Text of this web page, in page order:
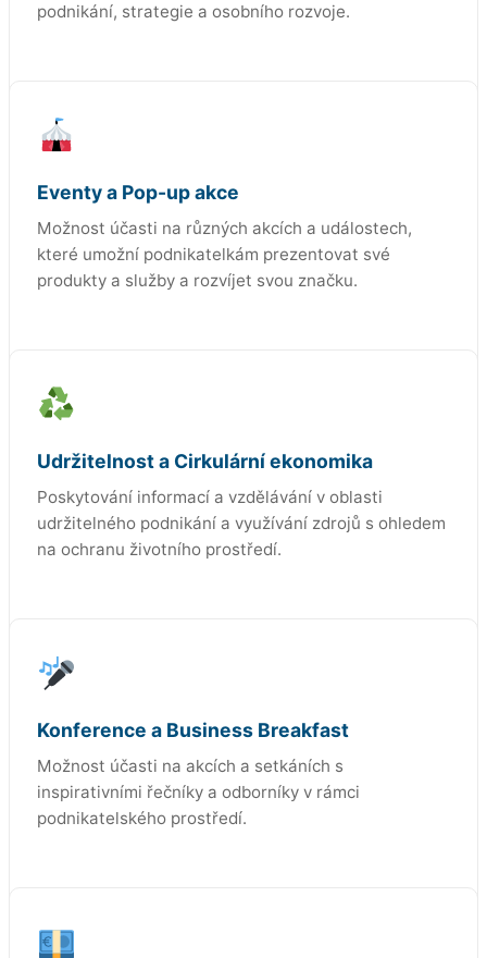
podnikání, strategie a osobního rozvoje.
Eventy a Pop-up akce
Možnost účasti na různých akcích a událostech,
které umožní podnikatelkám prezentovat své
produkty a služby a rozvíjet svou značku.
Udržitelnost a Cirkulární ekonomika
Poskytování informací a vzdělávání v oblasti
udržitelného podnikání a využívání zdrojů s ohledem
na ochranu životního prostředí.
Konference a Business Breakfast
Možnost účasti na akcích a setkáních s
inspirativními řečníky a odborníky v rámci
podnikatelského prostředí.